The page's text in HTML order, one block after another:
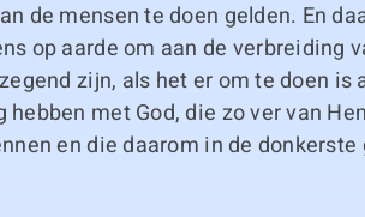
de mensen te doen gelden. En
op aarde om aan de verbreiding
zijn, als het er om te doen is
met God, die zo ver van
en die daarom in de